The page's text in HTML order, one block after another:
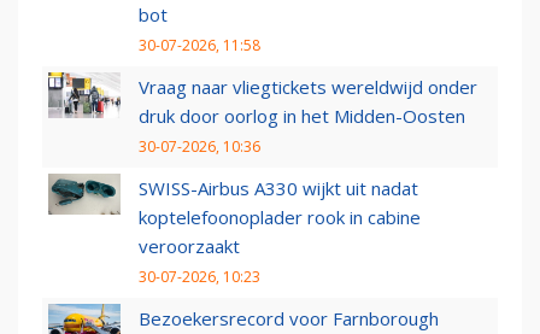
bot
30-07-2026, 11:58
Vraag naar vliegtickets wereldwijd onder
druk door oorlog in het Midden-Oosten
30-07-2026, 10:36
SWISS-Airbus A330 wijkt uit nadat
koptelefoonoplader rook in cabine
veroorzaakt
30-07-2026, 10:23
Bezoekersrecord voor Farnborough